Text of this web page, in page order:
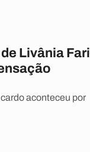
Livânia
aconteceu por